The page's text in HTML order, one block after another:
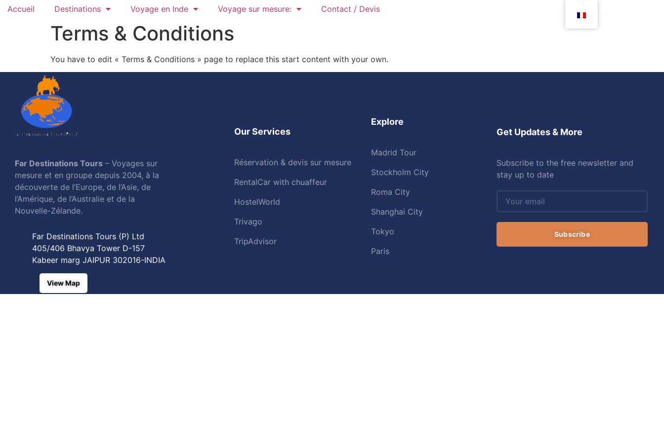
Accueil Destinations Voyage en Inde Voyage sur mesure: Contact / Devis
Terms & Conditions
You have to edit « Terms & Conditions » page to replace this start content with your own.
Far Destinations Tours – Voyages sur
mesure et en groupe depuis 2004, à la
découverte de l’Europe, de l’Asie, de
l’Amérique, de l’Australie et de la
Nouvelle-Zélande.
Far Destinations Tours (P) Ltd
405/406 Bhavya Tower D-157
Kabeer marg JAIPUR 302016-INDIA
View Map
Our Services
Réservation & devis sur mesure
RentalCar with chuaffeur
HostelWorld
Trivago
TripAdvisor
Explore
Madrid Tour
Stockholm City
Roma City
Shanghai City
Tokyo
Paris
Get Updates & More
Subscribe to the free newsletter and
stay up to date
Subscribe